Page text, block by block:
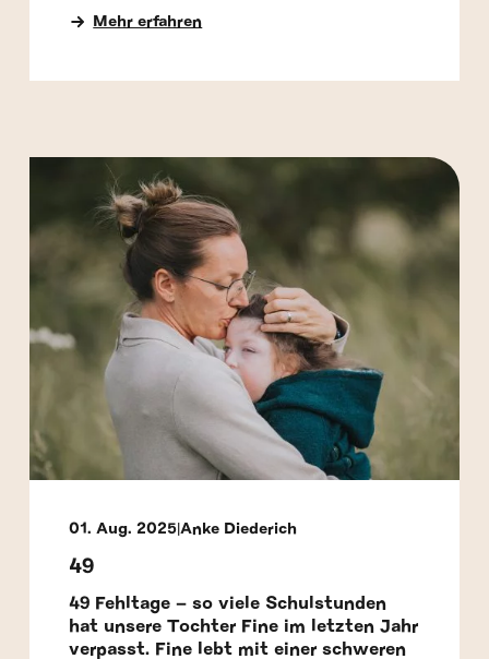
Mehr erfahren
01. Aug. 2025 Anke Diederich
49
49 Fehltage – so viele Schulstunden
hat unsere Tochter Fine im letzten Jahr
verpasst. Fine lebt mit einer schweren